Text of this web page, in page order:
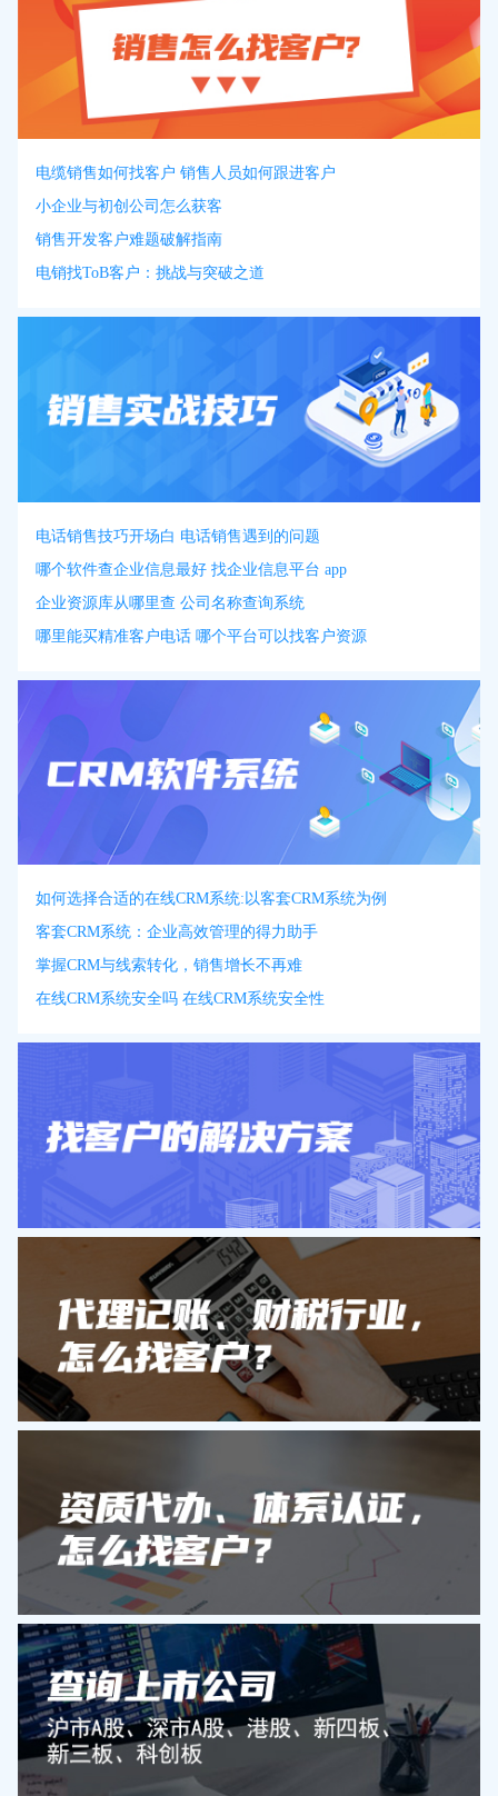
电缆销售如何找客户 销售人员如何跟进客户
小企业与初创公司怎么获客
销售开发客户难题破解指南
电销找ToB客户：挑战与突破之道
电话销售技巧开场白 电话销售遇到的问题
哪个软件查企业信息最好 找企业信息平台 app
企业资源库从哪里查 公司名称查询系统
哪里能买精准客户电话 哪个平台可以找客户资源
如何选择合适的在线CRM系统:以客套CRM系统为例
客套CRM系统：企业高效管理的得力助手
掌握CRM与线索转化，销售增长不再难
在线CRM系统安全吗 在线CRM系统安全性